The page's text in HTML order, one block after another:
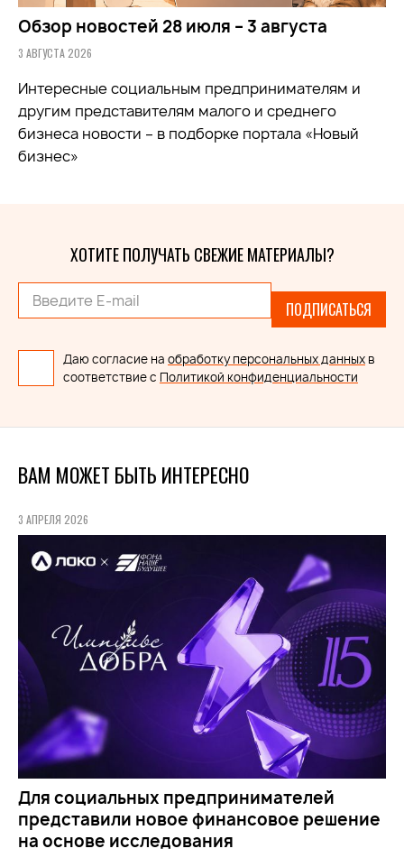
Обзор новостей 28 июля – 3 августа
3 АВГУСТА 2026
Интересные социальным предпринимателям и
другим представителям малого и среднего
бизнеса новости – в подборке портала «Новый
бизнес»
ХОТИТЕ ПОЛУЧАТЬ СВЕЖИЕ МАТЕРИАЛЫ?
ПОДПИСАТЬСЯ
Даю согласие на обработку персональных данных в
соответствие с Политикой конфиденциальности
ВАМ МОЖЕТ БЫТЬ ИНТЕРЕСНО
3 АПРЕЛЯ 2026
Для социальных предпринимателей
представили новое финансовое решение
на основе исследования